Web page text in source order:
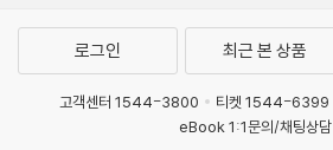
로그인 최근 본 상품
고객센터 1544-3800 티켓 1544-6399
eBook 1:1문의/채팅상담